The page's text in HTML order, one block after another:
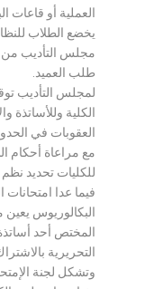
العملية أو قاعات
يخضع الطلاب
مجلس التأديب من
طلب العميد.
لمجلس التأديب
الكلية وللأساتذة
العقوبات في
مع مراعاة أحكام
للكليات تحديد نظم
فيما عدا امتحانات
البكالوريوس
المختص أحد
التحريرية
وتشكل لجنة